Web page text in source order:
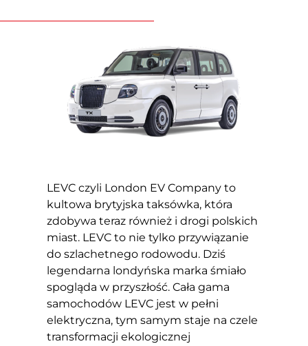
LEVC czyli London EV Company to
kultowa brytyjska taksówka, która
zdobywa teraz również i drogi polskich
miast. LEVC to nie tylko przywiązanie
do szlachetnego rodowodu. Dziś
legendarna londyńska marka śmiało
spogląda w przyszłość. Cała gama
samochodów LEVC jest w pełni
elektryczna, tym samym staje na czele
transformacji ekologicznej